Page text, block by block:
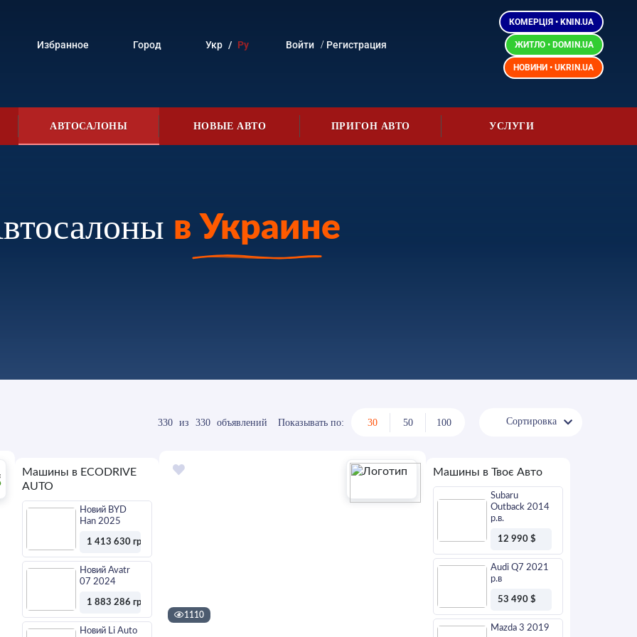
Избранное Город Укр / Ру Войти / Регистрация
КОМЕРЦІЯ • KNIN.UA
ЖИТЛО • DOMIN.UA
НОВИНИ • UKRIN.UA
АВТОСАЛОНЫ НОВЫЕ АВТО ПРИГОН АВТО УСЛУГИ
в Украине
330 из 330 объявлений Показывать по: 30 50 100 Сортировка
Машины в ECODRIVE
AUTO
Новий BYD
Han 2025
1 413 630 грн
Оставить
заявку
Новий Avatr
07 2024
1 883 286 грн
Оставить
заявку
Новий Li Auto
1110
Машины в Твоє Авто
Subaru
Outback 2014
р.в.
12 990 $
Оставить
заявку
Audi Q7 2021
р.в
53 490 $
Оставить
заявку
Mazda 3 2019